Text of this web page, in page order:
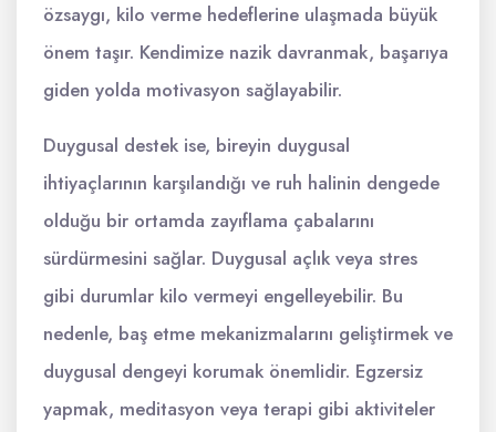
özsaygı, kilo verme hedeflerine ulaşmada büyük
önem taşır. Kendimize nazik davranmak, başarıya
giden yolda motivasyon sağlayabilir.
Duygusal destek ise, bireyin duygusal
ihtiyaçlarının karşılandığı ve ruh halinin dengede
olduğu bir ortamda zayıflama çabalarını
sürdürmesini sağlar. Duygusal açlık veya stres
gibi durumlar kilo vermeyi engelleyebilir. Bu
nedenle, baş etme mekanizmalarını geliştirmek ve
duygusal dengeyi korumak önemlidir. Egzersiz
yapmak, meditasyon veya terapi gibi aktiviteler